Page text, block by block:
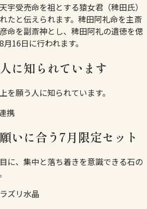
宇受売命を祖とする猿女君（稗田氏）
たと伝えられます。稗田阿礼命を主斎
命を副斎神とし、稗田阿礼の遺徳を偲
16日に行われます。
に知られています
を願う人に知られています。
携
いに合う7月限定セット
に、集中と落ち着きを意識できる石の
ズリ水晶